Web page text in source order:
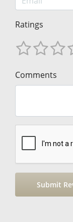
Ratings
Comments